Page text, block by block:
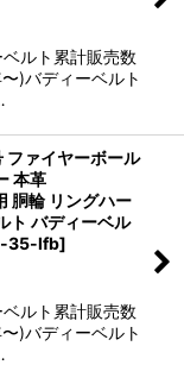
ルト累計販売数
)バディーベルト
ファイヤーボール
本革
胴輪 リングハー
ト バディーベル
35-lfb]
ルト累計販売数
)バディーベルト